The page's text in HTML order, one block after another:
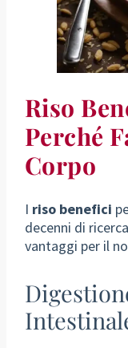
Riso
Perché
Corpo
I riso benefici
decenni di
vantaggi per il